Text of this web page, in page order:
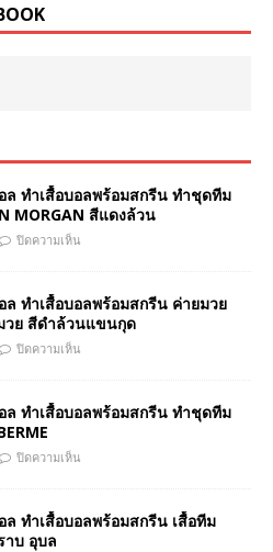
ทำเสื้อบอลพร้อมสกรีน ทำชุดทีม
MORGAN สีแดงล้วน
ปิดความเห็น
ทำเสื้อบอลพร้อมสกรีน ค่ายมวย
วย สีดำล้วนแขนกุด
ปิดความเห็น
ทำเสื้อบอลพร้อมสกรีน ทำชุดทีม
ปิดความเห็น
ทำเสื้อบอลพร้อมสกรีน เสื้อทีม
าบ อุบล